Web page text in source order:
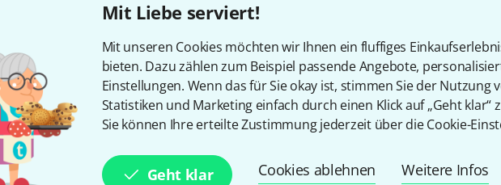
Mit Liebe serviert!
Mit unseren Cookies möchten wir Ihnen ein fluffiges
bieten. Dazu zählen zum Beispiel passende Angebote,
Einstellungen. Wenn das für Sie okay ist, stimmen Sie der Nutzung
Statistiken und Marketing einfach durch einen Klick auf „Geht klar“
Sie können Ihre erteilte Zustimmung jederzeit über die Cookie-
Geht klar Cookies ablehnen Weitere Infos